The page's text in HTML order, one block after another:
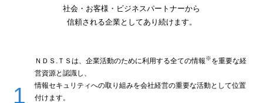
社会・お客様・ビジネスパートナーから
信頼される企業としてあり続けます。
ＮＤＳ.ＴＳは、企業活動のために利用する全ての情報※を重要な経
営資源と認識し、
情報セキュリティへの取り組みを会社経営の重要な活動として位置
付けます。